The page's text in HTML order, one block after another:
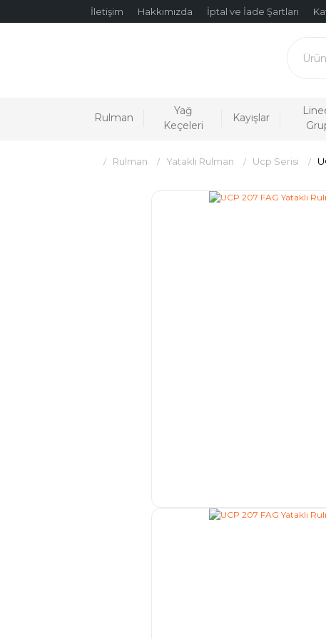
İletişim Hakkımızda İptal ve İade Şartları
Rulman
Yağ
Keçeleri
Kayışlar
Rulman Yataklı Rulman Ucp Serisi